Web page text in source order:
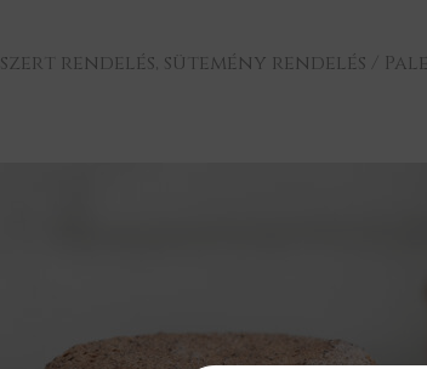
rendelés, sütemény rendelés